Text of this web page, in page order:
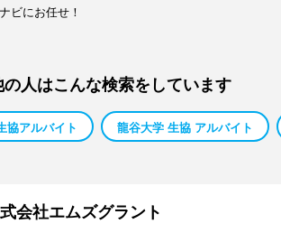
ビにお任せ！
の人はこんな検索をしています
協アルバイト 龍谷大学 生協 アルバイト
会社エムズグラント